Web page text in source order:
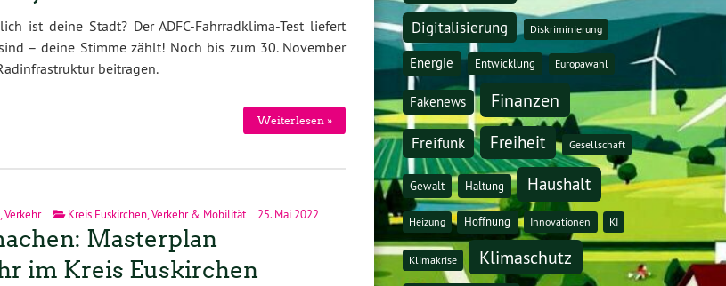
ist deine Stadt? Der ADFC-Fahrradklima-Test liefert
– deine Stimme zählt! Noch bis zum 30. November
beitragen.
Weiterlesen »
Verkehr Kreis Euskirchen, Verkehr & Mobilität 25. Mai 2022
Masterplan
im Kreis Euskirchen
Digitalisierung Diskriminierung
Energie Entwicklung Europawahl
Fakenews Finanzen
Freifunk Freiheit Gesellschaft
Gewalt Haltung Haushalt
Heizung Hoffnung Innovationen KI
Klimakrise Klimaschutz